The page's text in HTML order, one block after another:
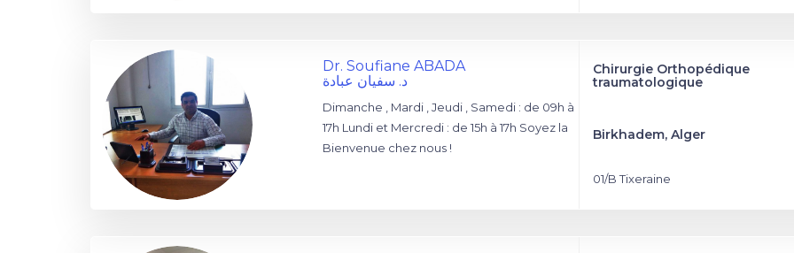
Dr. Soufiane ABADA
د. سفيان عبادة
Dimanche , Mardi , Jeudi , Samedi : de 09h à
17h Lundi et Mercredi : de 15h à 17h Soyez la
Bienvenue chez nous !
Chirurgie Orthopédique
traumatologique
Birkhadem, Alger
01/B Tixeraine